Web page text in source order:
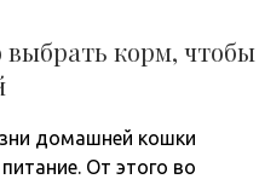
корм, чтобы
домашней кошки
От этого во